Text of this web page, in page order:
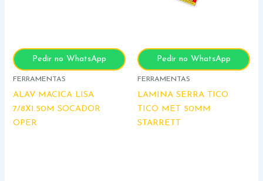
Pedir no WhatsApp
FERRAMENTAS
ALAV MACICA LISA
7/8X1.50M SOCADOR
OPER
Pedir no WhatsApp
FERRAMENTAS
LAMINA SERRA TICO
TICO MET 50MM
STARRETT